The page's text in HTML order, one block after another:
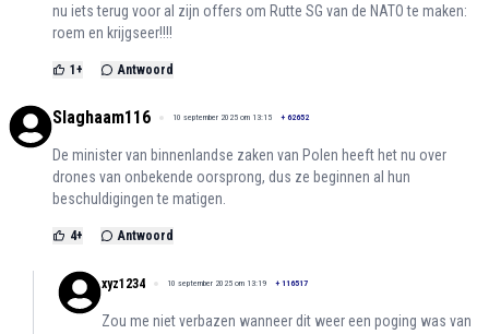
nu iets terug voor al zijn offers om Rutte SG van de NATO te maken:
roem en krijgseer!!!!
1+ Antwoord
Slaghaam116 10 september 2025 om 13:15 + 62652
De minister van binnenlandse zaken van Polen heeft het nu over
drones van onbekende oorsprong, dus ze beginnen al hun
beschuldigingen te matigen.
4+ Antwoord
xyz1234 10 september 2025 om 13:19 + 116517
Zou me niet verbazen wanneer dit weer een poging was van